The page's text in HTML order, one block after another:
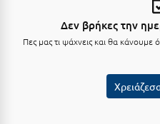
Λεπτοκαρυά
Λέσβος
Δεν βρήκες την
Πες μας τι ψάχνεις και θα